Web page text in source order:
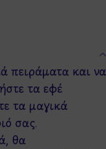
πειράματα και να
τα εφέ
τα μαγικά
σας.
θα